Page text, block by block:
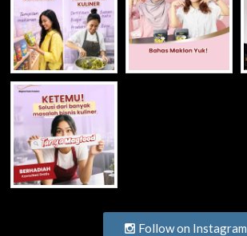
Follow on Instagram